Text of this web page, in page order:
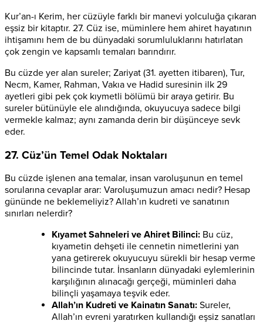
Kur’an-ı Kerim, her cüzüyle farklı bir manevi yolculuğa çıkaran
eşsiz bir kitaptır. 27. Cüz ise, müminlere hem ahiret hayatının
ihtişamını hem de bu dünyadaki sorumluluklarını hatırlatan
çok zengin ve kapsamlı temaları barındırır.
Bu cüzde yer alan sureler; Zariyat (31. ayetten itibaren), Tur,
Necm, Kamer, Rahman, Vakıa ve Hadid suresinin ilk 29
ayetleri gibi pek çok kıymetli bölümü bir araya getirir. Bu
sureler bütünüyle ele alındığında, okuyucuya sadece bilgi
vermekle kalmaz; aynı zamanda derin bir düşünceye sevk
eder.
27. Cüz’ün Temel Odak Noktaları
Bu cüzde işlenen ana temalar, insan varoluşunun en temel
sorularına cevaplar arar: Varoluşumuzun amacı nedir? Hesap
gününde ne beklemeliyiz? Allah’ın kudreti ve sanatının
sınırları nelerdir?
Kıyamet Sahneleri ve Ahiret Bilinci: Bu cüz,
kıyametin dehşeti ile cennetin nimetlerini yan
yana getirerek okuyucuyu sürekli bir hesap verme
bilincinde tutar. İnsanların dünyadaki eylemlerinin
karşılığının alınacağı gerçeği, müminleri daha
bilinçli yaşamaya teşvik eder.
Allah’ın Kudreti ve Kainatın Sanatı: Sureler,
Allah’ın evreni yaratırken kullandığı eşsiz sanatları